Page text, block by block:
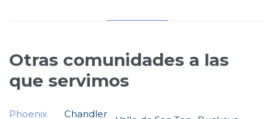
Otras comunidades a las
que servimos
Phoenix Chandler